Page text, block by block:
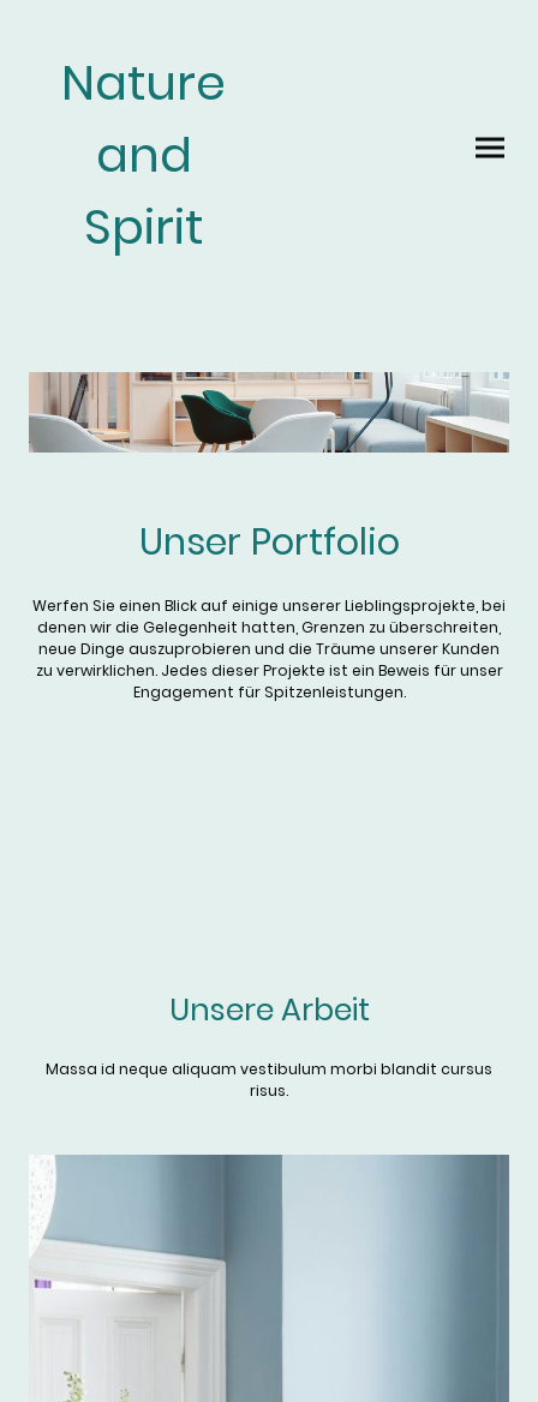
Nature
and
Spirit
Unser Portfolio
Werfen Sie einen Blick auf einige unserer Lieblingsprojekte, bei
denen wir die Gelegenheit hatten, Grenzen zu überschreiten,
neue Dinge auszuprobieren und die Träume unserer Kunden
zu verwirklichen. Jedes dieser Projekte ist ein Beweis für unser
Engagement für Spitzenleistungen.
Unsere Arbeit
Massa id neque aliquam vestibulum morbi blandit cursus
risus.